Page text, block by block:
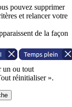
pouvez supprimer
et relancer votre
de la façon
un ou tout
réinitialiser ».